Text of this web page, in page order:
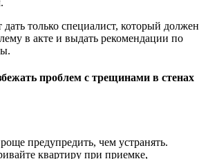
только специалист, который должен
в акте и выдать рекомендации по
проблем с трещинами в стенах
предупредить, чем устранять.
квартиру при приемке,